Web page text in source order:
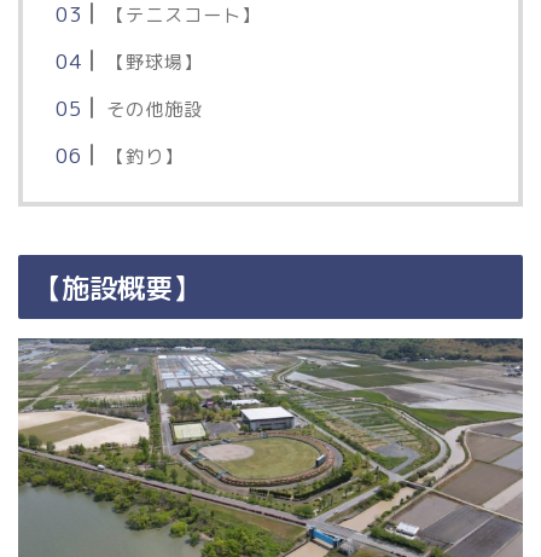
【テニスコート】
【野球場】
その他施設
【釣り】
【施設概要】